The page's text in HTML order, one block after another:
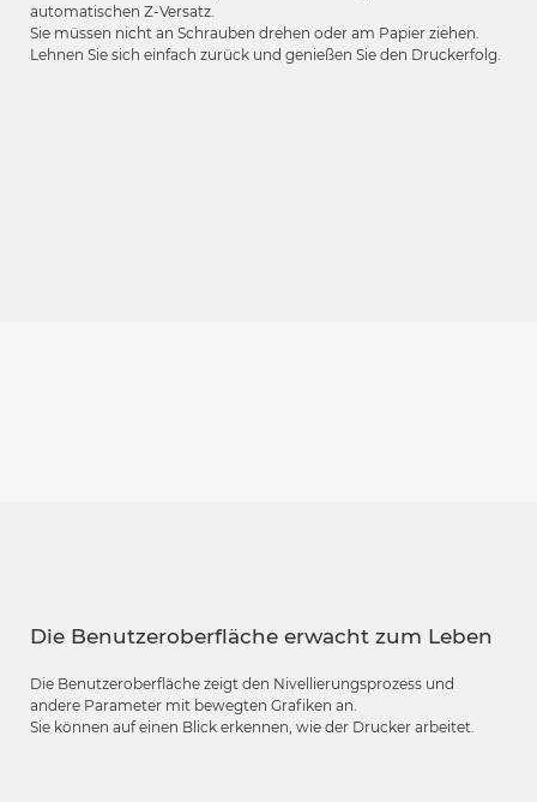
automatischen Z-Versatz.
Sie müssen nicht an Schrauben drehen oder am Papier ziehen.
Lehnen Sie sich einfach zurück und genießen Sie den Druckerfolg.
Die Benutzeroberfläche erwacht zum Leben
Die Benutzeroberfläche zeigt den Nivellierungsprozess und
andere Parameter mit bewegten Grafiken an.
Sie können auf einen Blick erkennen, wie der Drucker arbeitet.